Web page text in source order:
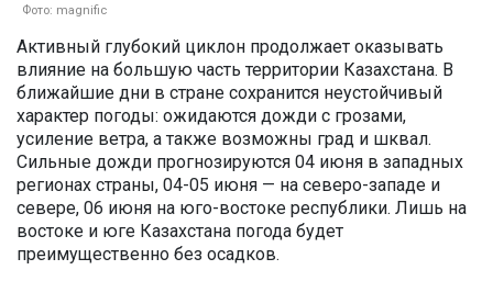
Фото: magnific
Активный глубокий циклон продолжает оказывать
влияние на большую часть территории Казахстана. В
ближайшие дни в стране сохранится неустойчивый
характер погоды: ожидаются дожди с грозами,
усиление ветра, а также возможны град и шквал.
Сильные дожди прогнозируются 04 июня в западных
регионах страны, 04-05 июня — на северо-западе и
севере, 06 июня на юго-востоке республики. Лишь на
востоке и юге Казахстана погода будет
преимущественно без осадков.